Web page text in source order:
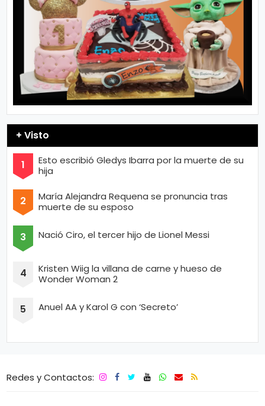
+ Visto
Esto escribió Gledys Ibarra por la muerte de su
hija
María Alejandra Requena se pronuncia tras
muerte de su esposo
Nació Ciro, el tercer hijo de Lionel Messi
Kristen Wiig la villana de carne y hueso de
Wonder Woman 2
Anuel AA y Karol G con ‘Secreto’
Redes y Contactos: